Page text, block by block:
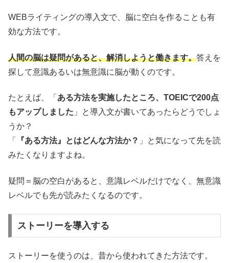
WEBライティングの導入文で、脳に空白を作ることも有
効な方法です。
人間の脳は疑問があると、解消しようと働きます。答えを
探して意識あるいは無意識に脳が動くのです。
たとえば、「 ある方法を実施したところ、TOEICで200点
もアップしました 」と導入文が書いてあったらどうでしょ
うか？
「
『ある方法』とはどんな方法か？ 」と気になって先を読
みたくなりますよね。
疑問＝脳の空白があると、意識レベルだけでなく、無意識
レベルでも先が読みたくなるのです。
ストーリーを導入する
ストーリーを使うのは、昔から使われてきた方法です。